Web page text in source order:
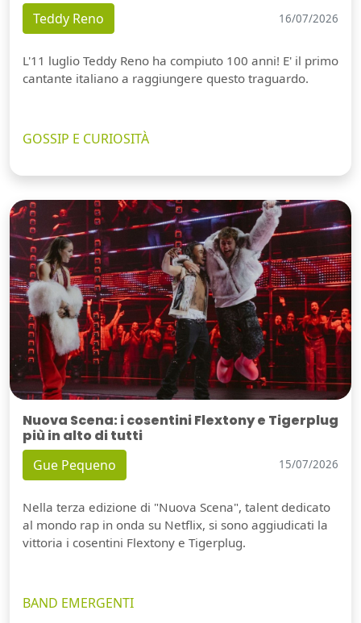
Teddy Reno 16/07/2026
L'11 luglio Teddy Reno ha compiuto 100 anni! E' il primo
cantante italiano a raggiungere questo traguardo.
GOSSIP E CURIOSITÀ
Nuova Scena: i cosentini Flextony e Tigerplug
più in alto di tutti
Gue Pequeno 15/07/2026
Nella terza edizione di "Nuova Scena", talent dedicato
al mondo rap in onda su Netflix, si sono aggiudicati la
vittoria i cosentini Flextony e Tigerplug.
BAND EMERGENTI